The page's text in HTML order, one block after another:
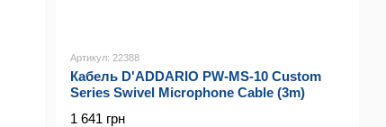
Артикул: 22388
Кабель D'ADDARIO PW-MS-10 Custom
Series Swivel Microphone Cable (3m)
1 641 грн